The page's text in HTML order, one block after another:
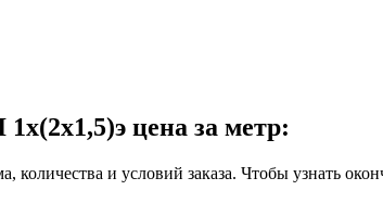
цена за метр:
количества и условий заказа. Чтобы узнать